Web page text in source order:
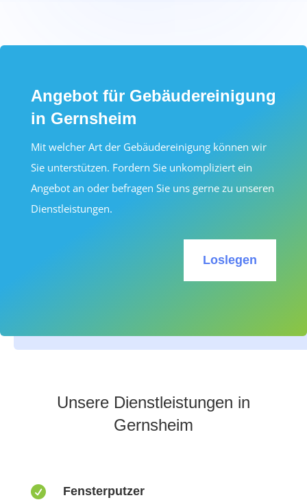
Angebot für Gebäudereinigung
in Gernsheim
Mit welcher Art der Gebäudereinigung können wir
Sie unterstützen. Fordern Sie unkompliziert ein
Angebot an oder befragen Sie uns gerne zu unseren
Dienstleistungen.
Loslegen
Unsere Dienstleistungen in
Gernsheim
 Fensterputzer